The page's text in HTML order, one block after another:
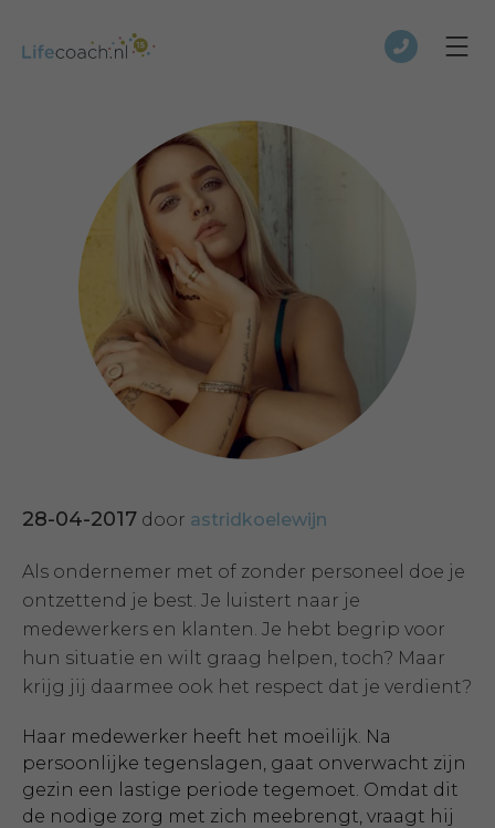
28-04-2017 door astridkoelewijn
Als ondernemer met of zonder personeel doe je
ontzettend je best. Je luistert naar je
medewerkers en klanten. Je hebt begrip voor
hun situatie en wilt graag helpen, toch? Maar
krijg jij daarmee ook het respect dat je verdient?
Haar medewerker heeft het moeilijk. Na
persoonlijke tegenslagen, gaat onverwacht zijn
gezin een lastige periode tegemoet. Omdat dit
de nodige zorg met zich meebrengt, vraagt hij